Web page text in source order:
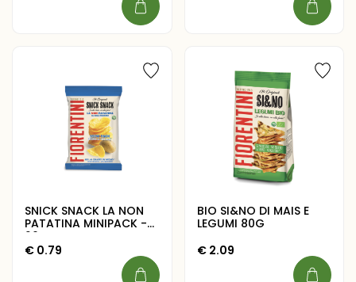
SNICK SNACK LA NON
PATATINA MINIPACK -
20G
€ 0.79
BIO SI&NO DI MAIS E
LEGUMI 80G
€2.09